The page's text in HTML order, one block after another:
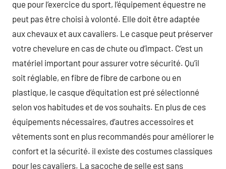
que pour l’exercice du sport, l’équipement équestre ne
peut pas être choisi à volonté. Elle doit être adaptée
aux chevaux et aux cavaliers. Le casque peut préserver
votre chevelure en cas de chute ou d’impact. C’est un
matériel important pour assurer votre sécurité. Qu’il
soit réglable, en fibre de fibre de carbone ou en
plastique, le casque d’équitation est pré sélectionné
selon vos habitudes et de vos souhaits. En plus de ces
équipements nécessaires, d’autres accessoires et
vêtements sont en plus recommandés pour améliorer le
confort et la sécurité. il existe des costumes classiques
pour les cavaliers. La sacoche de selle est sans